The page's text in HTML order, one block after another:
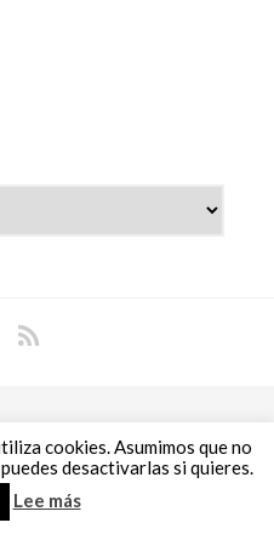
•
Política de
cookies. Asumimos que no
desactivarlas si quieres.
Lee más